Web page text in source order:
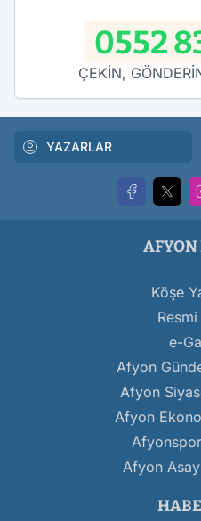
0552
ÇEKİN,
YAZARLAR
Köşe
e-
Afyon
Afyon
Afyon
Afyon